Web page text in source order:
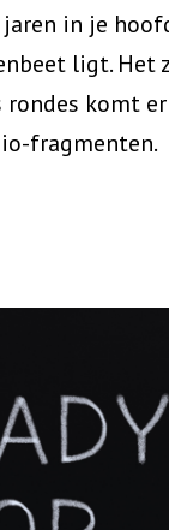
in je
ligt. Het
komt
fragmenten.